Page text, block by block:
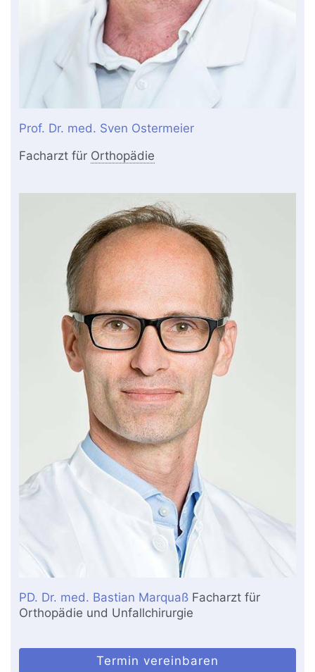
Prof. Dr. med. Sven Ostermeier
Facharzt für Orthopädie
PD. Dr. med. Bastian Marquaß Facharzt für
Orthopädie und Unfallchirurgie
Termin vereinbaren